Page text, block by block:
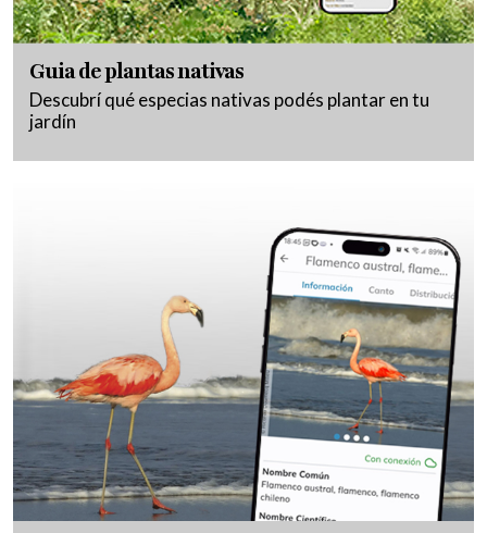
Guia de plantas nativas
Descubrí qué especias nativas podés plantar en tu
jardín